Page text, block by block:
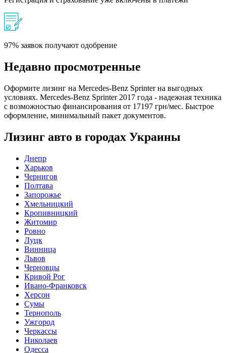
97% заявок получают одобрение
Недавно просмотренные
Оформите лизинг на Mercedes-Benz Sprinter на выгодных
условиях. Mercedes-Benz Sprinter 2017 года - надежная техника
с возможностью финансирования от 17197 грн/мес. Быстрое
оформление, минимальный пакет документов.
Лизинг авто в городах Украины
Днепр
Харьков
Чернигов
Полтава
Запорожье
Хмельницкий
Кропивницкий
Житомир
Ровно
Луцк
Винница
Львов
Черновцы
Кривой Рог
Ивано-Франковск
Херсон
Сумы
Тернополь
Ужгород
Черкассы
Николаев
Одесса